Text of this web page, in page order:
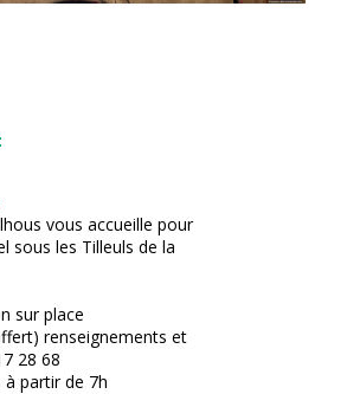
vous accueille pour
sous les Tilleuls de la
sur place
renseignements et
28 68
partir de 7h